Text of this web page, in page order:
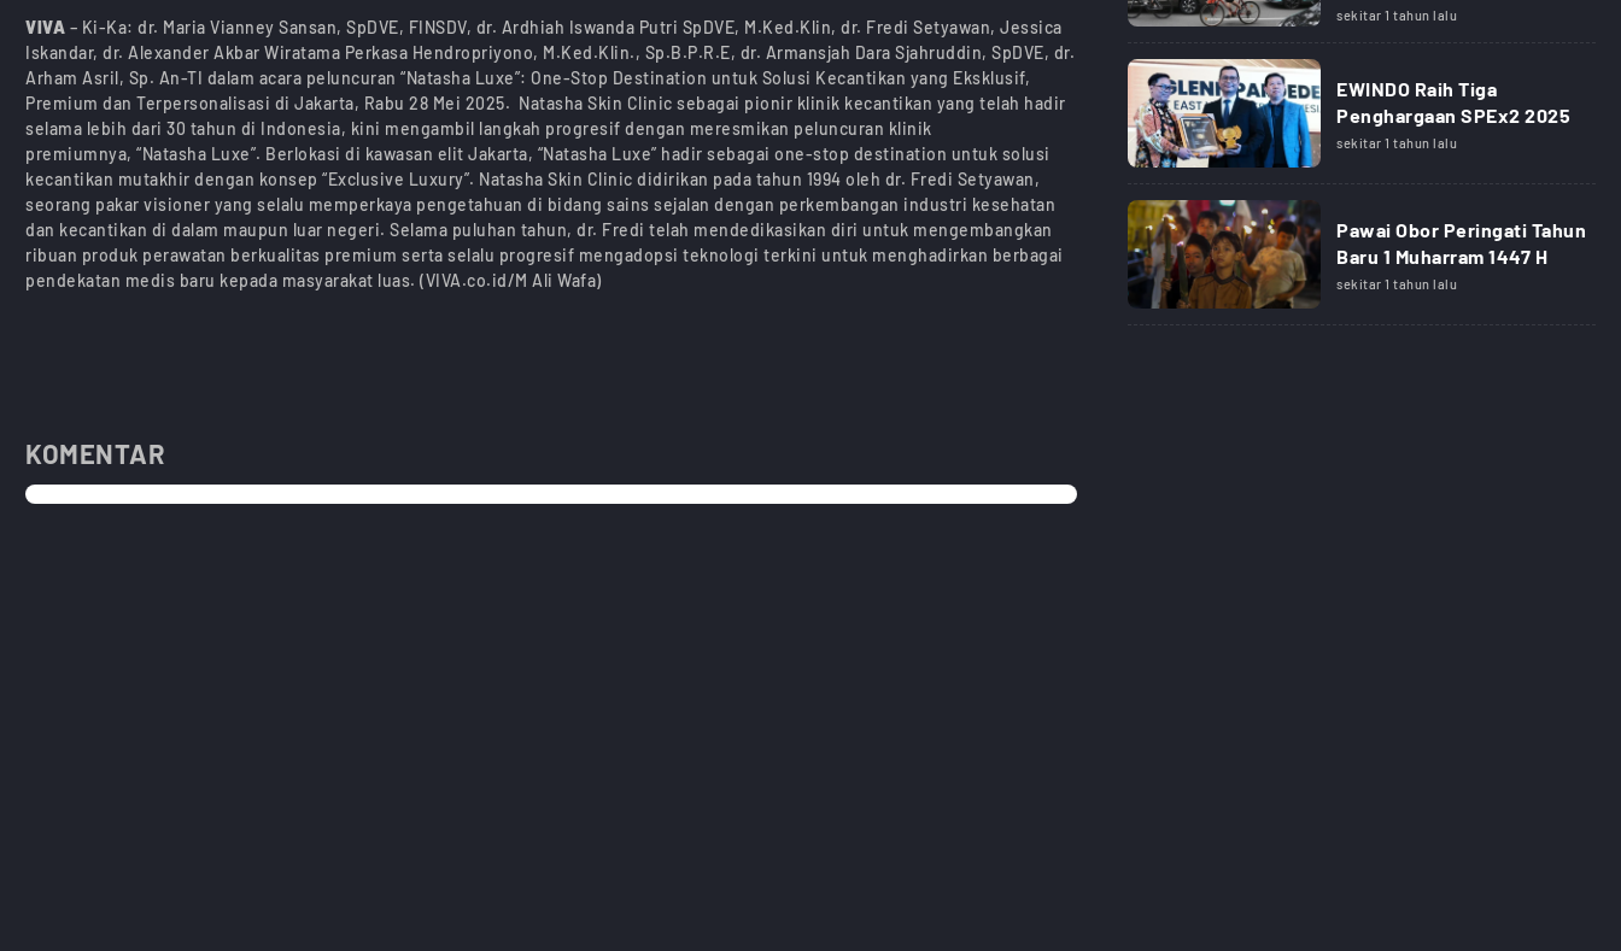
VIVA – Ki-Ka: dr. Maria Vianney Sansan, SpDVE, FINSDV, dr. Ardhiah Iswanda Putri SpDVE, M.Ked.Klin, dr. Fredi Setyawan, Jessica
Iskandar, dr. Alexander Akbar Wiratama Perkasa Hendropriyono, M.Ked.Klin., Sp.B.P.R.E, dr. Armansjah Dara Sjahruddin, SpDVE, dr.
Arham Asril, Sp. An-TI dalam acara peluncuran “Natasha Luxe”: One-Stop Destination untuk Solusi Kecantikan yang Eksklusif,
Premium dan Terpersonalisasi di Jakarta, Rabu 28 Mei 2025. Natasha Skin Clinic sebagai pionir klinik kecantikan yang telah hadir
selama lebih dari 30 tahun di Indonesia, kini mengambil langkah progresif dengan meresmikan peluncuran klinik
premiumnya, “Natasha Luxe”. Berlokasi di kawasan elit Jakarta, “Natasha Luxe” hadir sebagai one-stop destination untuk solusi
kecantikan mutakhir dengan konsep “Exclusive Luxury”. Natasha Skin Clinic didirikan pada tahun 1994 oleh dr. Fredi Setyawan,
seorang pakar visioner yang selalu memperkaya pengetahuan di bidang sains sejalan dengan perkembangan industri kesehatan
dan kecantikan di dalam maupun luar negeri. Selama puluhan tahun, dr. Fredi telah mendedikasikan diri untuk mengembangkan
ribuan produk perawatan berkualitas premium serta selalu progresif mengadopsi teknologi terkini untuk menghadirkan berbagai
pendekatan medis baru kepada masyarakat luas. (VIVA.co.id/M Ali Wafa)
KOMENTAR
sekitar 1 tahun lalu
EWINDO Raih Tiga
Penghargaan SPEx2 2025
sekitar 1 tahun lalu
Pawai Obor Peringati Tahun
Baru 1 Muharram 1447 H
sekitar 1 tahun lalu